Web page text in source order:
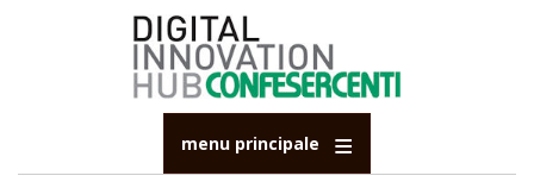
menu principale